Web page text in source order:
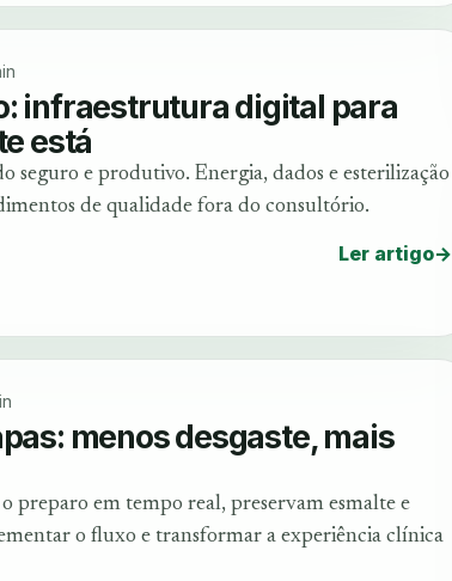
infraestrutura digital para
está
seguro e produtivo. Energia, dados e esterilização
de qualidade fora do consultório.
Ler artigo→
menos desgaste, mais
preparo em tempo real, preservam esmalte e
o fluxo e transformar a experiência clínica